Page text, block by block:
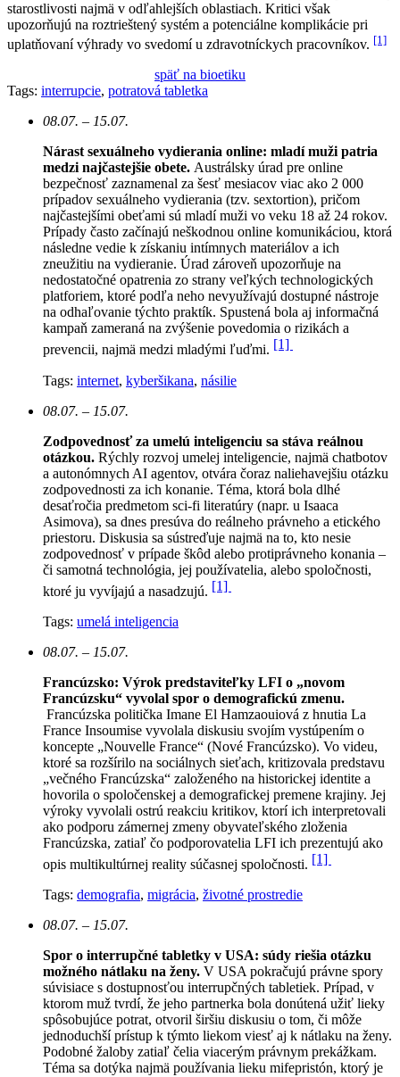
starostlivosti najmä v odľahlejších oblastiach. Kritici však
upozorňujú na roztrieštený systém a potenciálne komplikácie pri
uplatňovaní výhrady vo svedomí u zdravotníckych pracovníkov. [1]
späť na bioetiku
Tags: interrupcie, potratová tabletka
08.07. – 15.07.
Nárast sexuálneho vydierania online: mladí muži patria
medzi najčastejšie obete. Austrálsky úrad pre online
bezpečnosť zaznamenal za šesť mesiacov viac ako 2 000
prípadov sexuálneho vydierania (tzv. sextortion), pričom
najčastejšími obeťami sú mladí muži vo veku 18 až 24 rokov.
Prípady často začínajú neškodnou online komunikáciou, ktorá
následne vedie k získaniu intímnych materiálov a ich
zneužitiu na vydieranie. Úrad zároveň upozorňuje na
nedostatočné opatrenia zo strany veľkých technologických
platforiem, ktoré podľa neho nevyužívajú dostupné nástroje
na odhaľovanie týchto praktík. Spustená bola aj informačná
kampaň zameraná na zvýšenie povedomia o rizikách a
prevencii, najmä medzi mladými ľuďmi. [1]
Tags: internet, kyberšikana, násilie
08.07. – 15.07.
Zodpovednosť za umelú inteligenciu sa stáva reálnou
otázkou. Rýchly rozvoj umelej inteligencie, najmä chatbotov
a autonómnych AI agentov, otvára čoraz naliehavejšiu otázku
zodpovednosti za ich konanie. Téma, ktorá bola dlhé
desaťročia predmetom sci-fi literatúry (napr. u Isaaca
Asimova), sa dnes presúva do reálneho právneho a etického
priestoru. Diskusia sa sústreďuje najmä na to, kto nesie
zodpovednosť v prípade škôd alebo protiprávneho konania –
či samotná technológia, jej používatelia, alebo spoločnosti,
ktoré ju vyvíjajú a nasadzujú. [1]
Tags: umelá inteligencia
08.07. – 15.07.
Francúzsko: Výrok predstaviteľky LFI o „novom
Francúzsku“ vyvolal spor o demografickú zmenu.
Francúzska politička Imane El Hamzaouiová z hnutia La
France Insoumise vyvolala diskusiu svojím vystúpením o
koncepte „Nouvelle France“ (Nové Francúzsko). Vo videu,
ktoré sa rozšírilo na sociálnych sieťach, kritizovala predstavu
„večného Francúzska“ založeného na historickej identite a
hovorila o spoločenskej a demografickej premene krajiny. Jej
výroky vyvolali ostrú reakciu kritikov, ktorí ich interpretovali
ako podporu zámernej zmeny obyvateľského zloženia
Francúzska, zatiaľ čo podporovatelia LFI ich prezentujú ako
opis multikultúrnej reality súčasnej spoločnosti. [1]
Tags: demografia, migrácia, životné prostredie
08.07. – 15.07.
Spor o interrupčné tabletky v USA: súdy riešia otázku
možného nátlaku na ženy. V USA pokračujú právne spory
súvisiace s dostupnosťou interrupčných tabletiek. Prípad, v
ktorom muž tvrdí, že jeho partnerka bola donútená užiť lieky
spôsobujúce potrat, otvoril širšiu diskusiu o tom, či môže
jednoduchší prístup k týmto liekom viesť aj k nátlaku na ženy.
Podobné žaloby zatiaľ čelia viacerým právnym prekážkam.
Téma sa dotýka najmä používania lieku mifepristón, ktorý je